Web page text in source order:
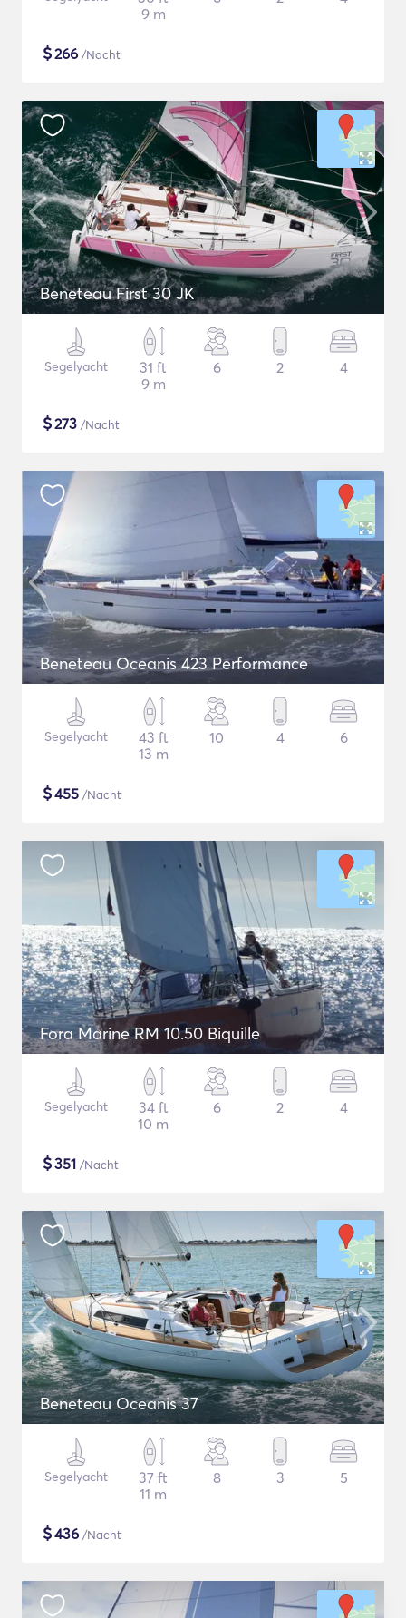
9 m
$266 /Nacht
Beneteau First 30 JK
Segelyacht
31 ft
9 m
6 2 4
$273 /Nacht
Beneteau Oceanis 423 Performance
Segelyacht
43 ft
13 m
10 4 6
$455 /Nacht
Fora Marine RM 10.50 Biquille
Segelyacht
34 ft
10 m
6 2 4
$351 /Nacht
Beneteau Oceanis 37
Segelyacht
37 ft
11 m
8 3 5
$436 /Nacht